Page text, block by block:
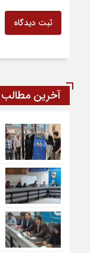
ثبت دیدگاه
آخرین مطالب